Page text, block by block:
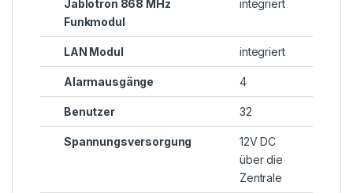
Jablotron 868 MHz
Funkmodul
integriert
LAN Modul integriert
Alarmausgänge 4
Benutzer 32
Spannungsversorgung
12V DC
über die
Zentrale